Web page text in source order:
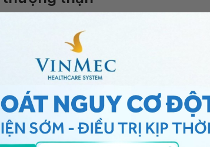
u tủy thượng thận
nhằm chẩn đoán u bệnh
nhóm hormon trong nước tiểu bao gồm
hormone này được gọi chung là
là não và tuyến thượng thận
khi đối mặt với các tình huống sang